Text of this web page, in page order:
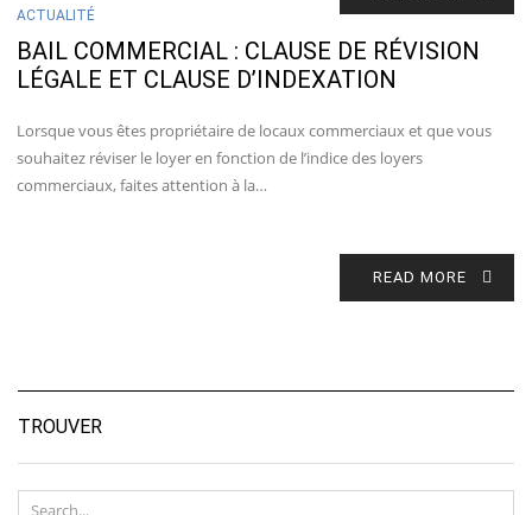
ACTUALITÉ
BAIL COMMERCIAL : CLAUSE DE RÉVISION
LÉGALE ET CLAUSE D’INDEXATION
Lorsque vous êtes propriétaire de locaux commerciaux et que vous
souhaitez réviser le loyer en fonction de l’indice des loyers
commerciaux, faites attention à la…
READ MORE
TROUVER